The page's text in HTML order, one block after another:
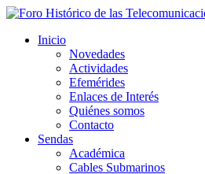
Inicio
Novedades
Actividades
Efemérides
Enlaces de Interés
Quiénes somos
Contacto
Sendas
Académica
Cables Submarinos